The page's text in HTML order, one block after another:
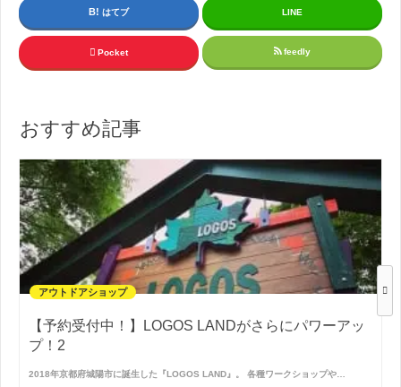
はてブ LINE
Pocket feedly
おすすめ記事
アウトドアショップ
【予約受付中！】LOGOS LANDがさらにパワーアッ
プ！2
2018年京都府城陽市に誕生した『LOGOS LAND』。 各種ワークショップや…